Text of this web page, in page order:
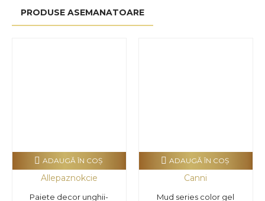
PRODUSE ASEMANATOARE
Allepaznokcie
Paiete decor unghii-
ADAUGĂ ÎN COŞ
Canni
Mud series color gel
ADAUGĂ ÎN COŞ